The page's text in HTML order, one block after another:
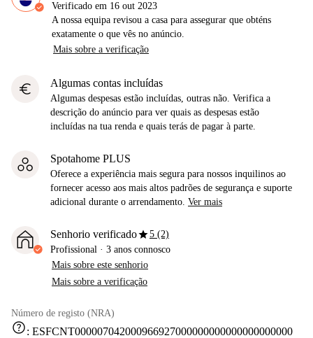
Verificado em 16 out 2023
A nossa equipa revisou a casa para assegurar que obténs
exatamente o que vês no anúncio.
Mais sobre a verificação
euro Algumas contas incluídas
Algumas despesas estão incluídas, outras não. Verifica a
descrição do anúncio para ver quais as despesas estão
incluídas na tua renda e quais terás de pagar à parte.
Spotahome PLUS
Oferece a experiência mais segura para nossos inquilinos ao
fornecer acesso aos mais altos padrões de segurança e suporte
adicional durante o arrendamento. Ver mais
Senhorio verificadostar5 (2)
Profissional · 3 anos connosco
Mais sobre este senhorio
Mais sobre a verificação
Número de registo (NRA)
help: ESFCNT000007042000966927000000000000000000000